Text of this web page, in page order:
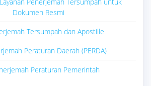
Dokumen Resmi
Tersumpah dan Apostille
Peraturan Daerah (PERDA)
Peraturan Pemerintah